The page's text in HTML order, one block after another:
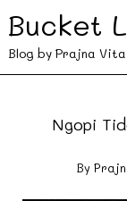
Bucket
Blog by Prajna Vita
Ngopi
By